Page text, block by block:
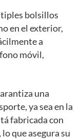
bolsillos
en el exterior,
a
móvil,
una
ya sea en la
fabricada con
que asegura su